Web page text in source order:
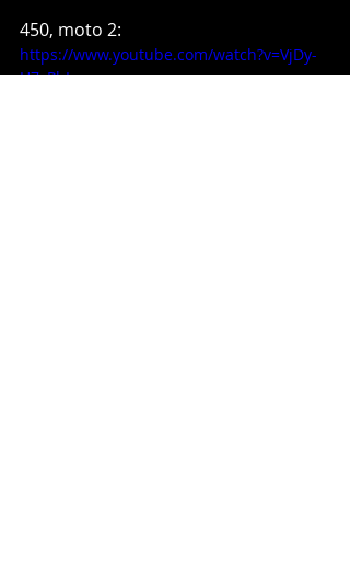
450, moto 2:
https://www.youtube.com/watch?v=VjDy-
H7sPbI